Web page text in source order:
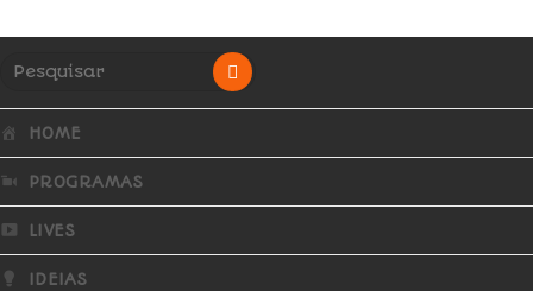
HOME
PROGRAMAS
LIVES
IDEIAS